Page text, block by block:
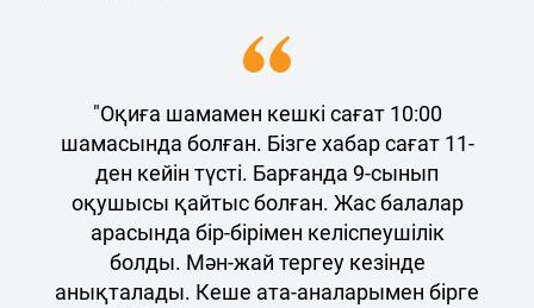
"Оқиға шамамен кешкі сағат 10:00
шамасында болған. Бізге хабар сағат 11-
ден кейін түсті. Барғанда 9-сынып
оқушысы қайтыс болған. Жас балалар
арасында бір-бірімен келіспеушілік
болды. Мән-жай тергеу кезінде
анықталады. Кеше ата-аналарымен бірге